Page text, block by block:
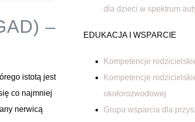
–
istotą jest
co najmniej
nerwicą
dla dzieci w spektrum
EDUKACJA I WSPARCIE
Kompetencje
Kompetencje
okołorozwodowej
Grupa wsparcia dla